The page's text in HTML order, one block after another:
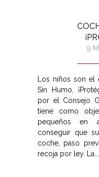
9
Los niños son el
Sin Humo,
por el Consejo
tiene como
pequeños en
conseguir que
coche, paso
recoja por ley. La...